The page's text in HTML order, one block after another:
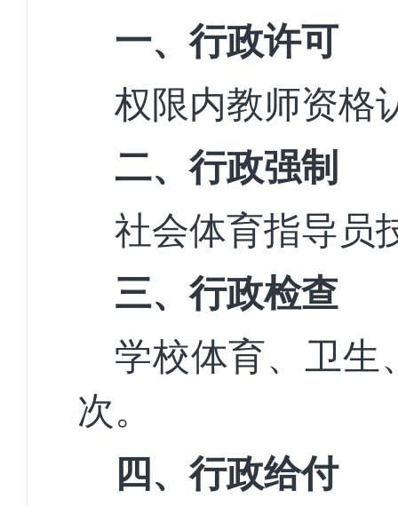
一、行政许可
权限内教师资格
二、行政强制
社会体育指导员
三、行政检查
学校体育、卫生
次。
四、行政给付